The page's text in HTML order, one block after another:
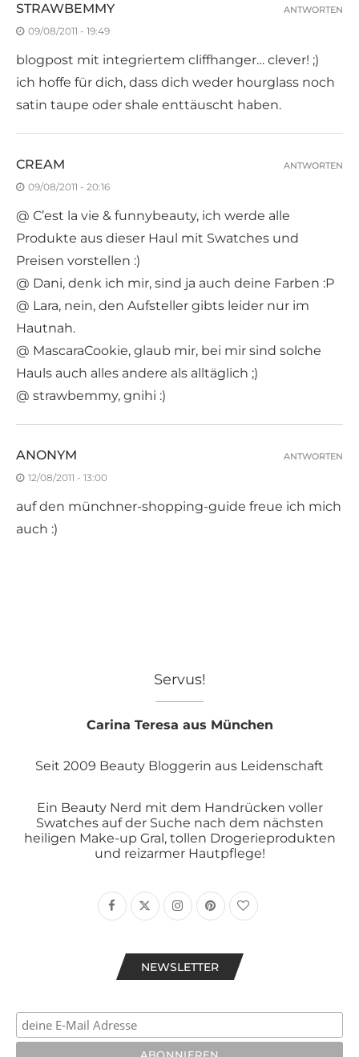
STRAWBEMMY
09/08/2011 - 19:49
blogpost mit integriertem cliffhanger… clever! ;)
ich hoffe für dich, dass dich weder hourglass noch
satin taupe oder shale enttäuscht haben.
ANTWORTEN
CREAM
09/08/2011 - 20:16
@ C’est la vie & funnybeauty, ich werde alle
Produkte aus dieser Haul mit Swatches und
Preisen vorstellen :)
@ Dani, denk ich mir, sind ja auch deine Farben :P
@ Lara, nein, den Aufsteller gibts leider nur im
Hautnah.
@ MascaraCookie, glaub mir, bei mir sind solche
Hauls auch alles andere als alltäglich ;)
@ strawbemmy, gnihi :)
ANTWORTEN
ANONYM
12/08/2011 - 13:00
auf den münchner-shopping-guide freue ich mich
auch :)
ANTWORTEN
Servus!
Carina Teresa aus München
Seit 2009 Beauty Bloggerin aus Leidenschaft
Ein Beauty Nerd mit dem Handrücken voller
Swatches auf der Suche nach dem nächsten
heiligen Make-up Gral, tollen Drogerieprodukten
und reizarmer Hautpflege!
NEWSLETTER